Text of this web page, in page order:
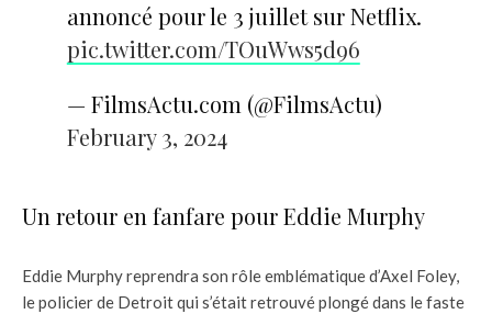
annoncé pour le 3 juillet sur Netflix.
pic.twitter.com/TOuWws5d96
— FilmsActu.com (@FilmsActu)
February 3, 2024
Un retour en fanfare pour Eddie Murphy
Eddie Murphy reprendra son rôle emblématique d’Axel Foley,
le policier de Detroit qui s’était retrouvé plongé dans le faste